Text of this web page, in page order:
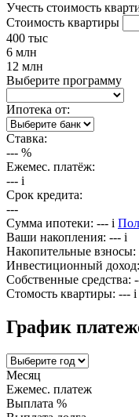
Учесть стоимость
Стоимость квартиры
400 тыс
6 млн
12 млн
Выберите программу
Ипотека от:
Ставка:
--- %
Ежемес. платёж:
--- i
Срок кредита:
---
Сумма ипотеки: --- i
Ваши накопления: --- i
Накопительные взносы:
Инвестиционный доход:
Собственные средства:
Стомость квартиры: --- i
График
Месяц
Ежемес. платеж
Выплата %